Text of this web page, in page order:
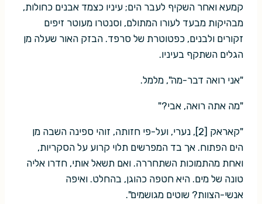
קמעא ואחר השקיף לעבר הים; עיניו כצמד אבנים כחולות,
מבהיקות מבעד לעורו המתולם, וסנטרו מעוטר זיפים
זקורים ולבנים, כפטוטרת של סרפד. הבזק האור שעלה מן
הגלים השתקף בעיניו.
"אני רואה דבר-מה", מלמל.
"מה אתה רואה, אבי?"
"קאראק [2], נערי, ועל-פי חזותה, זוהי ספינה השבה מן
הים הפתוח. אך בד המפרשים תלוי קרוע על הסקריות,
ואחת מהתמוכות השתחררה. ואם תשאל אותי, חדרו אליה
טונה של מים. היא חטפה כהוגן, בהחלט. ואיפה
אנשי-הצוות? שוטים מגושמים".